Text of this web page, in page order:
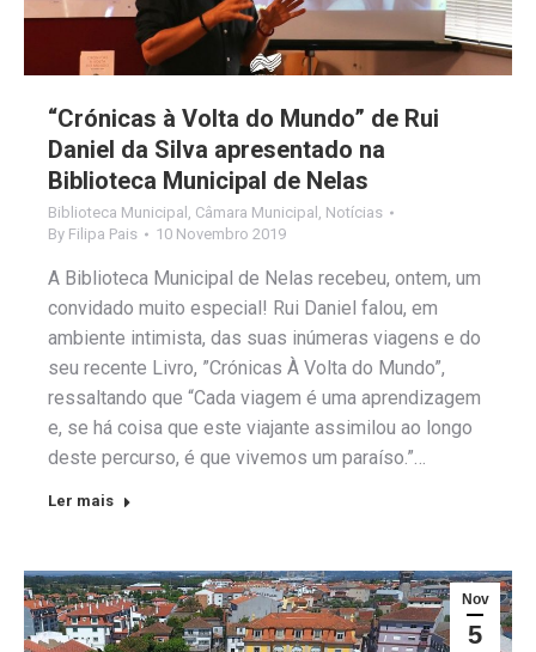
“Crónicas à Volta do Mundo” de Rui
Daniel da Silva apresentado na
Biblioteca Municipal de Nelas
Biblioteca Municipal , Câmara Municipal , Notícias
By Filipa Pais 10 Novembro 2019
A Biblioteca Municipal de Nelas recebeu, ontem, um
convidado muito especial! Rui Daniel falou, em
ambiente intimista, das suas inúmeras viagens e do
seu recente Livro, ”Crónicas À Volta do Mundo”,
ressaltando que “Cada viagem é uma aprendizagem
e, se há coisa que este viajante assimilou ao longo
deste percurso, é que vivemos um paraíso.”…
Ler mais
Nov
5